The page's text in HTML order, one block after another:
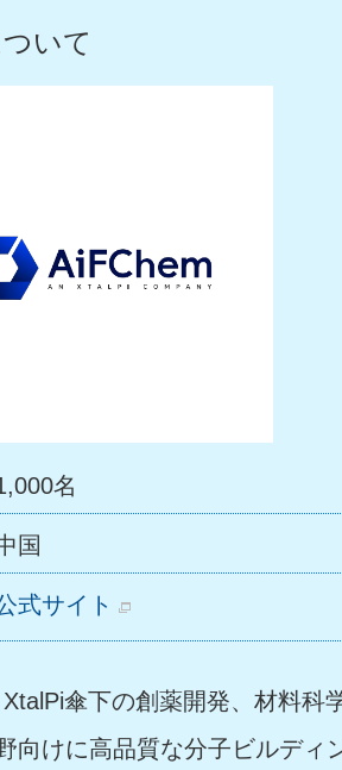
いて
名
国
傘下の創薬開発、材料科
向けに高品質な分子ビルディ